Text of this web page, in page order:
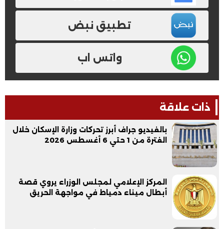
تطبيق نبض
واتس اب
ذات علاقة
بالفيديو جراف أبرز تحركات وزارة الإسكان خلال
الفترة من 1 حتي 6 أغسطس 2026
المركز الإعلامي لمجلس الوزراء يروي قصة
أبطال ميناء دمياط في مواجهة الحريق